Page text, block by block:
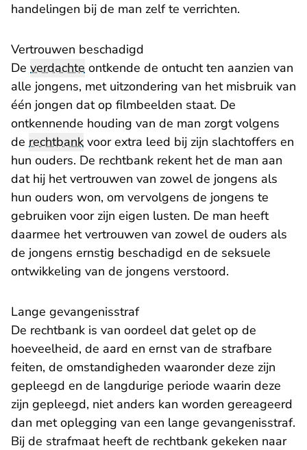
handelingen bij de man zelf te verrichten.
Vertrouwen beschadigd
De verdachte ontkende de ontucht ten aanzien van
alle jongens, met uitzondering van het misbruik van
één jongen dat op filmbeelden staat. De
ontkennende houding van de man zorgt volgens
de rechtbank voor extra leed bij zijn slachtoffers en
hun ouders. De rechtbank rekent het de man aan
dat hij het vertrouwen van zowel de jongens als
hun ouders won, om vervolgens de jongens te
gebruiken voor zijn eigen lusten. De man heeft
daarmee het vertrouwen van zowel de ouders als
de jongens ernstig beschadigd en de seksuele
ontwikkeling van de jongens verstoord.
Lange gevangenisstraf
De rechtbank is van oordeel dat gelet op de
hoeveelheid, de aard en ernst van de strafbare
feiten, de omstandigheden waaronder deze zijn
gepleegd en de langdurige periode waarin deze
zijn gepleegd, niet anders kan worden gereageerd
dan met oplegging van een lange gevangenisstraf.
Bij de strafmaat heeft de rechtbank gekeken naar